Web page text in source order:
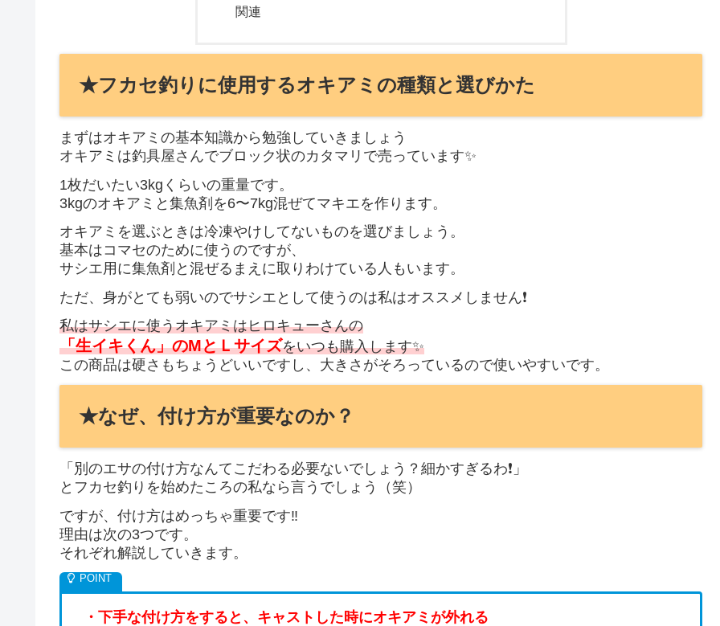
関連
★フカセ釣りに使用するオキアミの種類と選びかた
まずはオキアミの基本知識から勉強していきましょう
オキアミは釣具屋さんでブロック状のカタマリで売っています✨
1枚だいたい3kgくらいの重量です。
3kgのオキアミと集魚剤を6〜7kg混ぜてマキエを作ります。
オキアミを選ぶときは冷凍やけしてないものを選びましょう。
基本はコマセのために使うのですが、
サシエ用に集魚剤と混ぜるまえに取りわけている人もいます。
ただ、身がとても弱いのでサシエとして使うのは私はオススメしません❗
私はサシエに使うオキアミはヒロキューさんの
「生イキくん」のMとＬサイズをいつも購入します✨
この商品は硬さもちょうどいいですし、大きさがそろっているので使いやすいです。
★なぜ、付け方が重要なのか？
「別のエサの付け方なんてこだわる必要ないでしょう？細かすぎるわ❗️」
とフカセ釣りを始めたころの私なら言うでしょう（笑）
ですが、付け方はめっちゃ重要です‼️
理由は次の3つです。
それぞれ解説していきます。
・下手な付け方をすると、キャストした時にオキアミが外れる